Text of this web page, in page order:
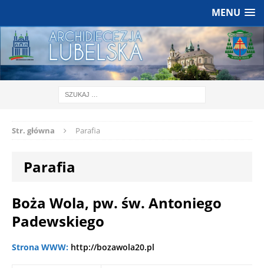
MENU
Str. główna Parafia
Parafia
Boża Wola, pw. św. Antoniego
Padewskiego
Strona WWW: http://bozawola20.pl